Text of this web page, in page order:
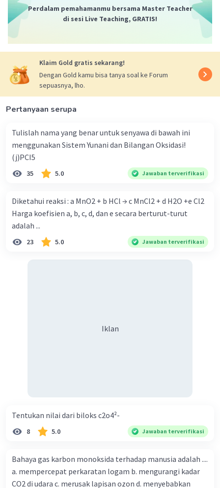
Perdalam pemahamanmu bersama Master Teacher
di sesi Live Teaching, GRATIS!
Klaim Gold gratis sekarang!
Dengan Gold kamu bisa tanya soal ke Forum
sepuasnya, lho.
Pertanyaan serupa
Tulislah nama yang benar untuk senyawa di bawah ini
menggunakan Sistem Yunani dan Bilangan Oksidasi!
(j)PCI5
35 5.0 Jawaban terverifikasi
Diketahui reaksi : a MnO2 + b HCl → c MnCl2 + d H2O +e Cl2
Harga koefisien a, b, c, d, dan e secara berturut-turut
adalah ...
23 5.0 Jawaban terverifikasi
Iklan
Tentukan nilai dari biloks c2o4²-
8 5.0 Jawaban terverifikasi
Bahaya gas karbon monoksida terhadap manusia adalah ....
a. mempercepat perkaratan logam b. mengurangi kadar
CO2 di udara c. merusak lapisan ozon d. menyebabkan